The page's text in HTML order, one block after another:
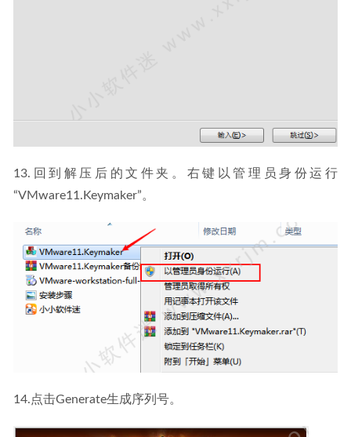
13.回到解压后的文件夹。右键以管理员身份运行
“VMware11.Keymaker”。
14.点击Generate生成序列号。